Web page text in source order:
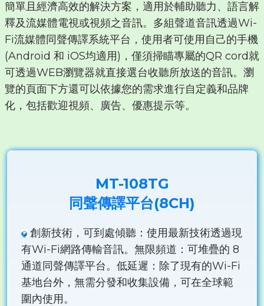
簡單且經濟高效的解決方案，適用於輔助聽力、語言解
釋及流媒體電視或視頻之音訊。多組聲道音訊透過Wi-
Fi流媒體同聲傳譯系統平台，使用者可使用自己的手機
(Android 和 iOS均適用)，僅須掃瞄專屬的QR cord就
可透過WEB瀏覽器就直接選台收聽所放送的音訊。瀏
覽的頁面下方還可以依據您的需求進行自定義和品牌
化，包括歡迎視頻、廣告、優惠提示等。
MT-108TG
同聲傳譯平台(8CH)
創新技術，可到處傾聽：使用最新技術透過現
有Wi-Fi網路傳輸音訊。無限頻道：可堆疊的 8
通道同聲傳譯平台。低延遲：除了現有的Wi-Fi
基地台外，無需分發和收集設備，可在全球範
圍內使用。